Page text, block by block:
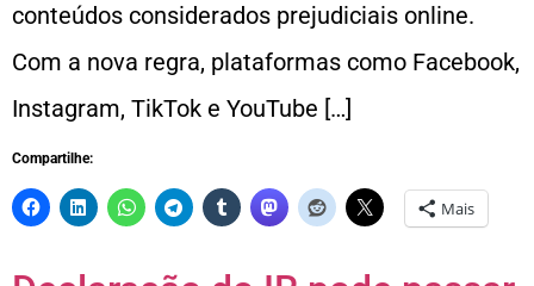
conteúdos considerados prejudiciais online.
Com a nova regra, plataformas como Facebook,
Instagram, TikTok e YouTube […]
Compartilhe:
Mais